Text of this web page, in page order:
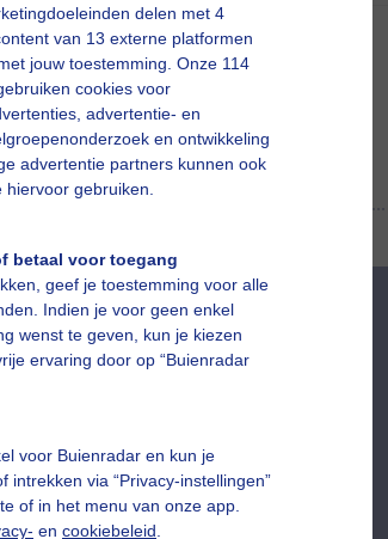
delen met 4
van 13 externe platformen
jouw toestemming. Onze 114
cookies voor
advertentie- en
en ontwikkeling
advertentie partners kunnen ook
hiervoor gebruiken.
betaal voor toegang
geef je toestemming voor alle
Indien je voor geen enkel
wenst te geven, kun je kiezen
ervaring door op “Buienradar
voor Buienradar en kun je
intrekken via “Privacy-instellingen”
of in het menu van onze app.
en cookiebeleid
Mijn weer
De Bilt